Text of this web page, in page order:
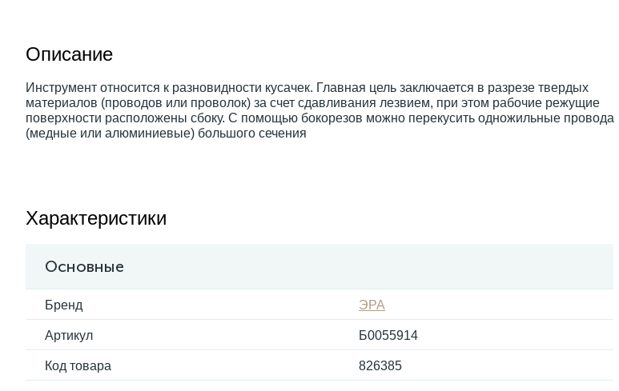
Описание
Инструмент относится к разновидности кусачек. Главная цель заключается в разрезе твердых
материалов (проводов или проволок) за счет сдавливания лезвием, при этом рабочие режущие
поверхности расположены сбоку. С помощью бокорезов можно перекусить одножильные провода
(медные или алюминиевые) большого сечения
Характеристики
Основные
Бренд ЭРА
Артикул Б0055914
Код товара 826385